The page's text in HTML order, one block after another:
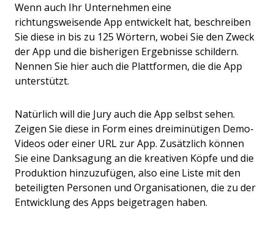
Wenn auch Ihr Unternehmen eine
richtungsweisende App entwickelt hat, beschreiben
Sie diese in bis zu 125 Wörtern, wobei Sie den Zweck
der App und die bisherigen Ergebnisse schildern.
Nennen Sie hier auch die Plattformen, die die App
unterstützt.
Natürlich will die Jury auch die App selbst sehen.
Zeigen Sie diese in Form eines dreiminütigen Demo-
Videos oder einer URL zur App. Zusätzlich können
Sie eine Danksagung an die kreativen Köpfe und die
Produktion hinzuzufügen, also eine Liste mit den
beteiligten Personen und Organisationen, die zu der
Entwicklung des Apps beigetragen haben.